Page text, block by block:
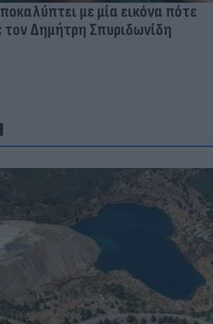
με μία εικόνα πότε
τον Δημήτρη Σπυριδωνίδη